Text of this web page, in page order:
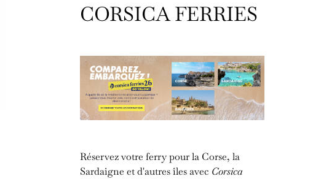
CORSICA FERRIES
Réservez votre ferry pour la Corse, la
Sardaigne et d'autres îles avec Corsica